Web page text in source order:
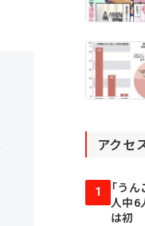
アクセ
1
「う
人中6
は初